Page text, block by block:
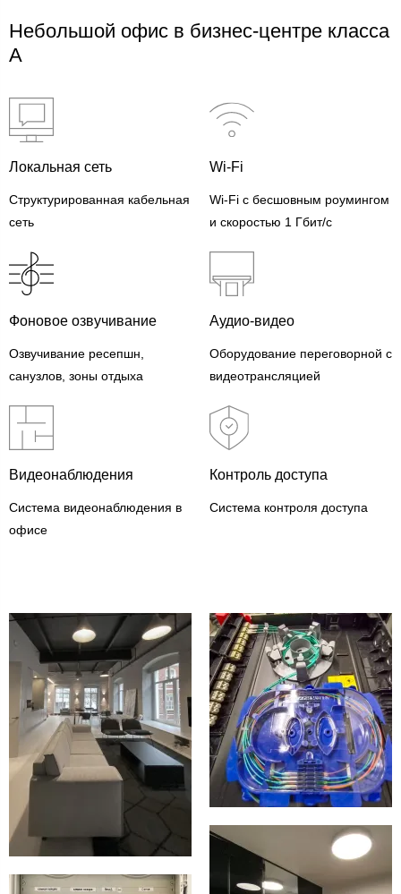
Небольшой офис в бизнес-центре класса
А
Локальная сеть
Структурированная кабельная
сеть
Wi-Fi
Wi-Fi с бесшовным роумингом
и скоростью 1 Гбит/с
Фоновое озвучивание
Озвучивание ресепшн,
санузлов, зоны отдыха
Аудио-видео
Оборудование переговорной с
видеотрансляцией
Видеонаблюдения
Система видеонаблюдения в
офисе
Контроль доступа
Система контроля доступа